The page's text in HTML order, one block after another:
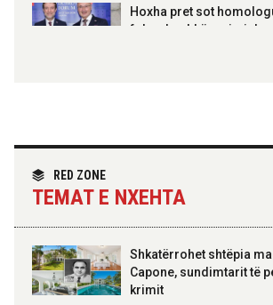
100-
Urdhrit
Hoxha pret sot
fokus bashkëpunimi
partneritetit strategjik
RED ZONE
TEMAT E NXEHTA
Shkatërrohet shtëpia
Capone, sundimtarit të
krimit